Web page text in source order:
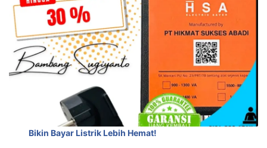
Bikin Bayar Listrik Lebih Hemat!